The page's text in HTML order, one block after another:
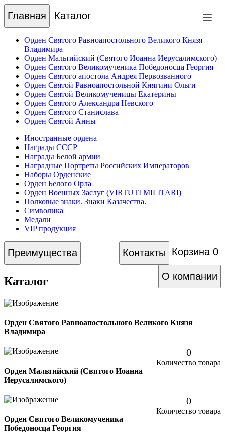
Главная Каталог
Орден Святого Равноапостольного Великого Князя
Владимира
Орден Мальтийский (Святого Иоанна Иерусалимского)
Орден Святого Великомученика Победоносца Георгия
Орден Святого апостола Андрея Первозванного
Орден Святой Равноапостольной Княгини Ольги
Орден Святой Великомученицы Екатерины
Орден Святого Александра Невского
Орден Святого Станислава
Орден Святой Анны
Иностранные ордена
Награды СССР
Награды Белой армии
Наградные Портреты Российских Императоров
Наборы Орденские
Орден Белого Орла
Орден Военных Заслуг (VIRTUTI MILITARI)
Полковые знаки. Знаки Казачества.
Символика
Медали
VIP продукция
Преимущества Корзина 0
Контакты
О компании
Каталог
Орден Святого Равноапостольного Великого Князя
Владимира
0
Количество товара
Орден Мальтийский (Святого Иоанна
Иерусалимского)
0
Количество товара
Орден Святого Великомученика
Победоносца Георгия